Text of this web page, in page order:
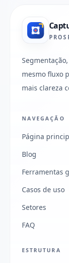
mesmo fluxo
mais clareza
NAVEGAÇÃO
Página
Blog
Ferramentas
Casos de uso
Setores
FAQ
ESTRUTURA